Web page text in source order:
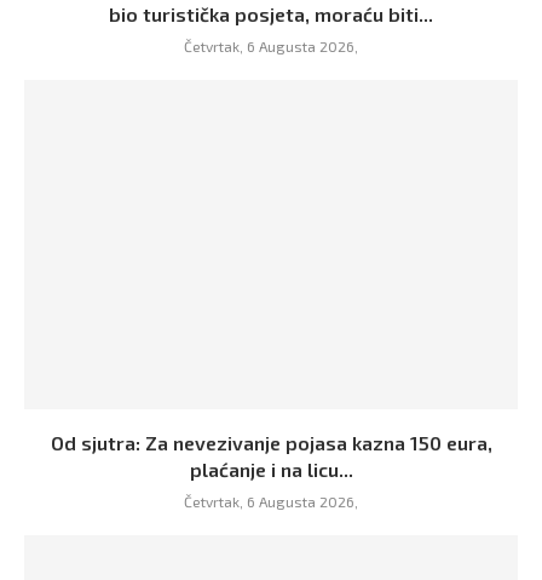
bio turistička posjeta, moraću biti...
Četvrtak, 6 Augusta 2026,
Od sjutra: Za nevezivanje pojasa kazna 150 eura,
plaćanje i na licu...
Četvrtak, 6 Augusta 2026,